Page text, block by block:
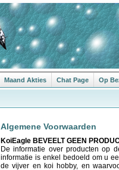
Maand Akties Chat Page Op
Algemene Voorwaarden
KoiEagle BEVEELT GEEN
De informatie over producten op
informatie is enkel bedoeld om u
de vijver en koi hobby, en